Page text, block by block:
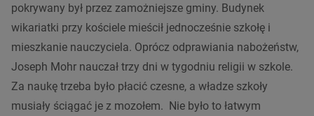
pokrywany był przez zamożniejsze gminy. Budynek
wikariatki przy kościele mieścił jednocześnie szkołę i
mieszkanie nauczyciela. Oprócz odprawiania nabożeństw,
Joseph Mohr nauczał trzy dni w tygodniu religii w szkole.
Za naukę trzeba było płacić czesne, a władze szkoły
musiały ściągać je z mozołem. Nie było to łatwym